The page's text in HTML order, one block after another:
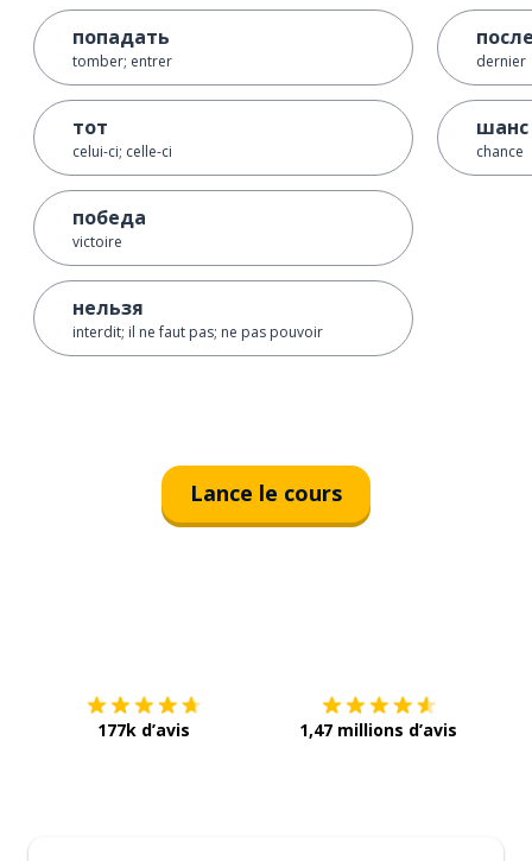
попадать
tomber; entrer
тот
celui-ci; celle-ci
победа
victoire
нельзя
interdit; il ne faut pas; ne pas pouvoir
dernier
шанс
chance
Lance le cours
177k d’avis 1,47 millions d’avis